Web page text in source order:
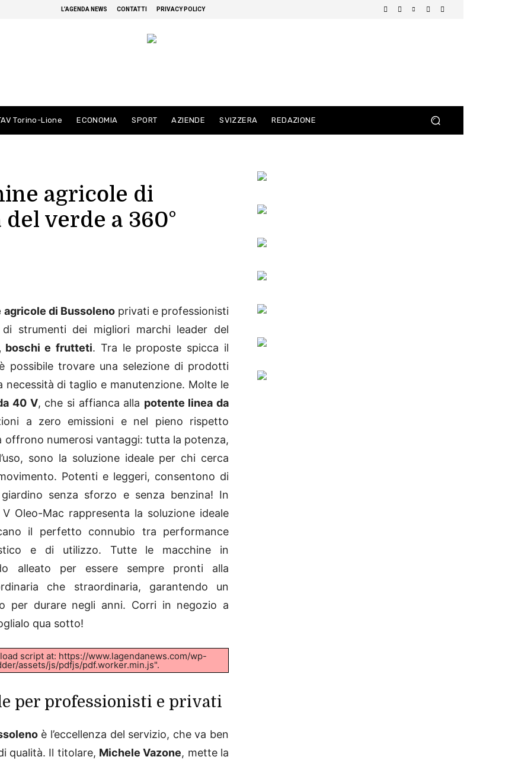
L’AGENDA NEWS CONTATTI PRIVACY POLICY
Torino-Lione ECONOMIA SPORT AZIENDE SVIZZERA REDAZIONE
agricole di
verde a 360°
agricole di Bussolenoprivati e professionisti
di strumenti dei migliori marchi leader del
boschi e frutteti. Tra le proposte spicca il
possibile trovare una selezione di prodotti
di taglio e manutenzione. Molte le
40 V, che si affianca alla potente linea da
a zero emissioni e nel pieno rispetto
offrono numerosi vantaggi: tutta la potenza,
sono la soluzione ideale per chi cerca
Potenti e leggeri, consentono di
senza sforzo e senza benzina! In
Oleo-Mac rappresenta la soluzione ideale
il perfetto connubio tra performance
e di utilizzo. Tutte le macchine in
alleato per essere sempre pronti alla
che straordinaria, garantendo un
per durare negli anni. Corri in negozio a
qua sotto!
script at: https://www.lagendanews.com/wp-
assets/js/pdfjs/pdf.worker.min.js".
per professionisti e privati
è l’eccellenza del servizio, che va ben
qualità. Il titolare, Michele Vazone, mette la